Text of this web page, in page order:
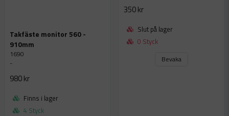
Takfäste monitor 560 -
910mm
1690
-
980 kr
Finns i lager
4 Styck
350 kr
Slut på lager
0 Styck
Bevaka